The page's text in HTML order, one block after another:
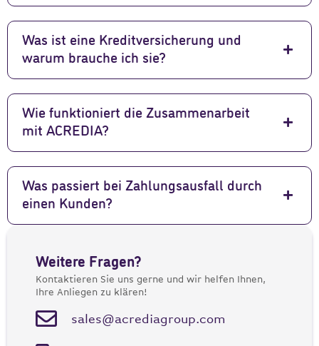
Was ist eine Kreditversicherung und
warum brauche ich sie?
Wie funktioniert die Zusammenarbeit
mit ACREDIA?
Was passiert bei Zahlungsausfall durch
einen Kunden?
Weitere Fragen?
Kontaktieren Sie uns gerne und wir helfen Ihnen,
Ihre Anliegen zu klären!
sales@acrediagroup.com